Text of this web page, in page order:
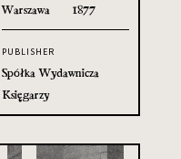
Warszawa 1877
PUBLISHER
Spółka Wydawnicza
Księgarzy